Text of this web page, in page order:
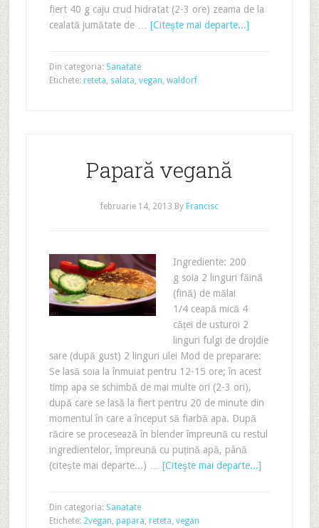
fiert 40 g caju crud hidratat (2-3 ore) zeama de la
cealată jumătate de … [Citeşte mai departe...]
Din categoria: Sanatate
Etichete: reteta, salata, vegan, waldorf
Papară vegană
februarie 14, 2013 By Francisc
Ingrediente: 200
g soia 2 linguri făină
(fină) de mălai
1/4 ceapă mică 4
căței de usturoi 2
linguri fulgi de drojdie
sare (după gust) 2 linguri ulei Mod de preparare:
Se lasă soia la înmuiat pentru 12-15 ore; în acest
timp apa se schimbă de mai multe ori (2-3 ori),
după care se lasă la fiert pentru 20 de minute din
momentul în care a început să fiarbă apa. După
răcire se procesează în blender împreună cu restul
ingredientelor, împreună cu puțină apă, până
(citește mai departe...) … [Citeşte mai departe...]
Din categoria: Sanatate
Etichete: 2vegan, papara, reteta, vegan